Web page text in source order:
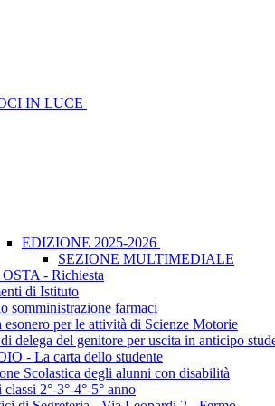
IN LUCE
EDIZIONE 2025-2026
SEZIONE MULTIMEDIALE
- Richiesta
di Istituto
somministrazione farmaci
esonero per le attività di Scienze Motorie
delega del genitore per uscita in anticipo
- La carta dello studente
Scolastica degli alunni con disabilità
2°-3°-4°-5° anno